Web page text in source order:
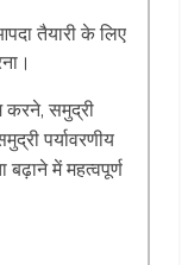
तैयारी के लिए
करने, समुद्री
पर्यावरणीय
बढ़ाने में महत्वपूर्ण